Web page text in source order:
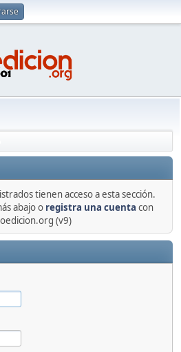
tienen acceso a esta sección.
abajo o registra una cuenta con
(v9)